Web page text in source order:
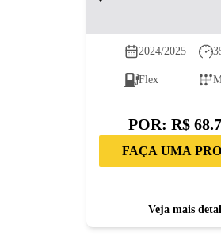
2024/2025
Flex
POR: R$
FAÇA UMA
Veja mais